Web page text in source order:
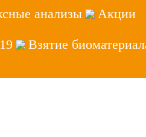
анализы Акции
Взятие